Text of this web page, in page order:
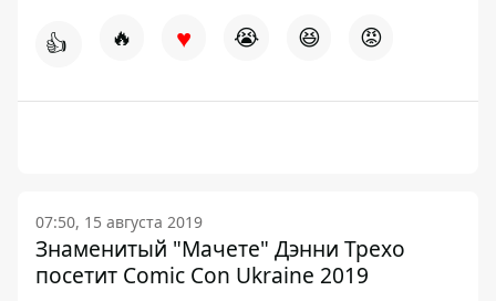
👍 🔥 ♥ 😭 😆 😡
07:50, 15 августа 2019
Знаменитый "Мачете" Дэнни Трехо
посетит Comic Con Ukraine 2019